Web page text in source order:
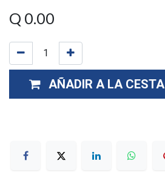
Q 0.00
AÑADIR A LA CESTA